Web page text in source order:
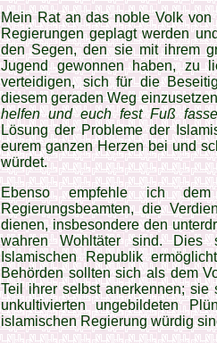
Mein Rat an das noble Volk
Regierungen geplagt werden
den Segen, den sie mit ihrem
Jugend gewonnen haben, zu
verteidigen, sich für die
diesem geraden Weg
helfen und euch fest Fuß
Lösung der Probleme der
eurem ganzen Herzen bei und
würdet.
Ebenso empfehle ich
Regierungsbeamten, die
dienen, insbesondere den
wahren Wohltäter sind.
Islamischen Republik
Behörden sollten sich als dem
Teil ihrer selbst anerkennen;
unkultivierten ungebildeten
islamischen Regierung würdig